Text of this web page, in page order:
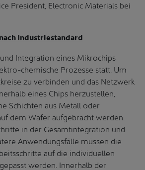
President, Electronic Materials bei
Industriestandard
Integration eines Mikrochips
chemische Prozesse statt. Um
zu verbinden und das Netzwerk
eines Chips herzustellen,
Schichten aus Metall oder
dem Wafer aufgebracht werden.
in der Gesamtintegration und
Anwendungsfälle müssen die
auf die individuellen
werden. Innerhalb der